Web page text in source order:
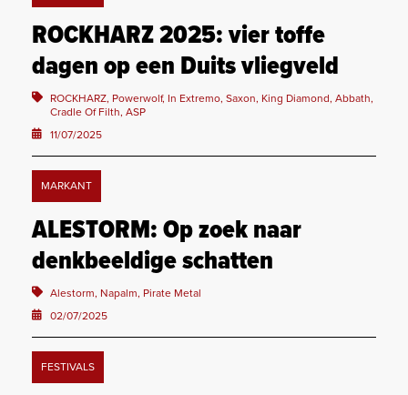
ROCKHARZ 2025: vier toffe
dagen op een Duits vliegveld
ROCKHARZ, Powerwolf, In Extremo, Saxon, King Diamond, Abbath,
Cradle Of Filth, ASP
11/07/2025
MARKANT
ALESTORM: Op zoek naar
denkbeeldige schatten
Alestorm, Napalm, Pirate Metal
02/07/2025
FESTIVALS